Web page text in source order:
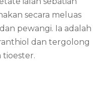
secara meluas
pewangi. Ia adalah
dan tergolong
tioester.